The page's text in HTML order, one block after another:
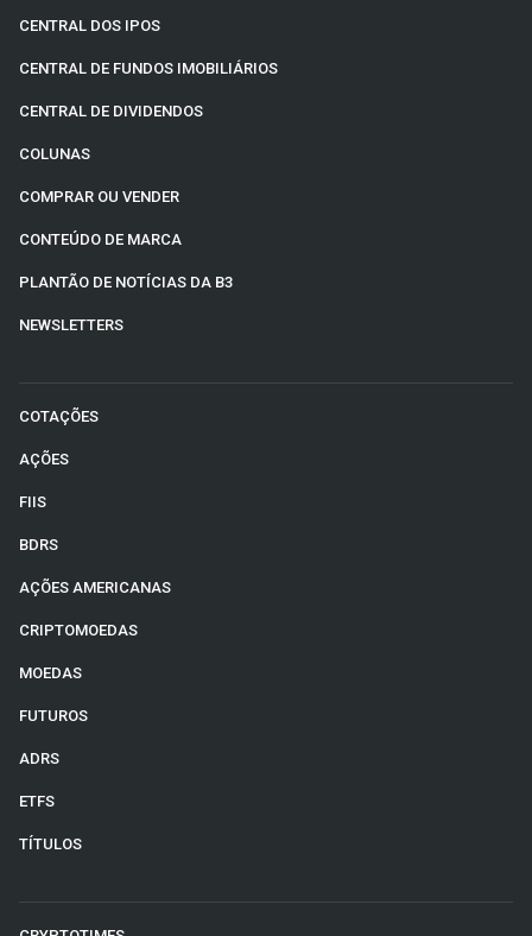
CENTRAL DOS IPOS
CENTRAL DE FUNDOS IMOBILIÁRIOS
CENTRAL DE DIVIDENDOS
COLUNAS
COMPRAR OU VENDER
CONTEÚDO DE MARCA
PLANTÃO DE NOTÍCIAS DA B3
NEWSLETTERS
COTAÇÕES
AÇÕES
FIIS
BDRS
AÇÕES AMERICANAS
CRIPTOMOEDAS
MOEDAS
FUTUROS
ADRS
ETFS
TÍTULOS